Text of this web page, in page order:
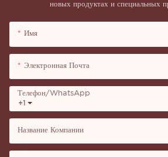
новых продуктах и ​​специальных
Имя
Электронная Почта
+1
Телефон/WhatsApp
Название Компании